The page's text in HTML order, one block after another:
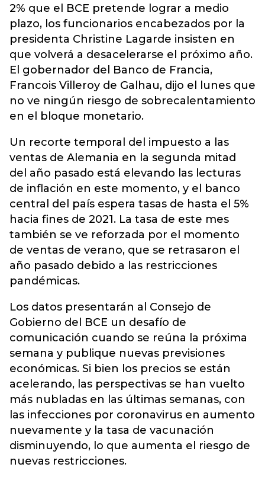
2% que el BCE pretende lograr a medio
plazo, los funcionarios encabezados por la
presidenta Christine Lagarde insisten en
que volverá a desacelerarse el próximo año.
El gobernador del Banco de Francia,
Francois Villeroy de Galhau, dijo el lunes que
no ve ningún riesgo de sobrecalentamiento
en el bloque monetario.
Un recorte temporal del impuesto a las
ventas de Alemania en la segunda mitad
del año pasado está elevando las lecturas
de inflación en este momento, y el banco
central del país espera tasas de hasta el 5%
hacia fines de 2021. La tasa de este mes
también se ve reforzada por el momento
de ventas de verano, que se retrasaron el
año pasado debido a las restricciones
pandémicas.
Los datos presentarán al Consejo de
Gobierno del BCE un desafío de
comunicación cuando se reúna la próxima
semana y publique nuevas previsiones
económicas. Si bien los precios se están
acelerando, las perspectivas se han vuelto
más nubladas en las últimas semanas, con
las infecciones por coronavirus en aumento
nuevamente y la tasa de vacunación
disminuyendo, lo que aumenta el riesgo de
nuevas restricciones.